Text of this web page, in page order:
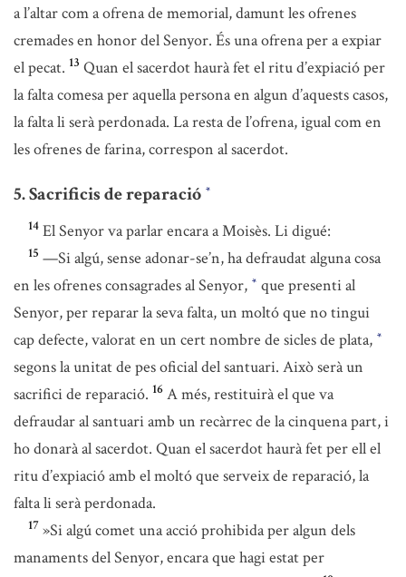
a l’altar com a ofrena de memorial, damunt les ofrenes
cremades en honor del Senyor. És una ofrena per a expiar
el pecat. 13 Quan el sacerdot haurà fet el ritu d’expiació per
la falta comesa per aquella persona en algun d’aquests casos,
la falta li serà perdonada. La resta de l’ofrena, igual com en
les ofrenes de farina, correspon al sacerdot.
5. Sacrificis de reparació *
14 El Senyor va parlar encara a Moisès. Li digué:
15 —Si algú, sense adonar-se’n, ha defraudat alguna cosa
en les ofrenes consagrades al Senyor, * que presenti al
Senyor, per reparar la seva falta, un moltó que no tingui
cap defecte, valorat en un cert nombre de sicles de plata, *
segons la unitat de pes oficial del santuari. Això serà un
sacrifici de reparació. 16 A més, restituirà el que va
defraudar al santuari amb un recàrrec de la cinquena part, i
ho donarà al sacerdot. Quan el sacerdot haurà fet per ell el
ritu d’expiació amb el moltó que serveix de reparació, la
falta li serà perdonada.
17 »Si algú comet una acció prohibida per algun dels
manaments del Senyor, encara que hagi estat per